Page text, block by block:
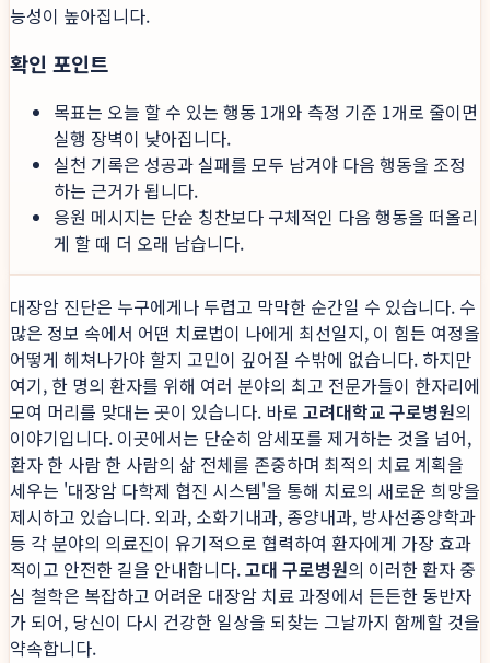
능성이 높아집니다.
확인 포인트
목표는 오늘 할 수 있는 행동 1개와 측정 기준 1개로 줄이면
실행 장벽이 낮아집니다.
실천 기록은 성공과 실패를 모두 남겨야 다음 행동을 조정
하는 근거가 됩니다.
응원 메시지는 단순 칭찬보다 구체적인 다음 행동을 떠올리
게 할 때 더 오래 남습니다.
대장암 진단은 누구에게나 두렵고 막막한 순간일 수 있습니다. 수
많은 정보 속에서 어떤 치료법이 나에게 최선일지, 이 힘든 여정을
어떻게 헤쳐나가야 할지 고민이 깊어질 수밖에 없습니다. 하지만
여기, 한 명의 환자를 위해 여러 분야의 최고 전문가들이 한자리에
모여 머리를 맞대는 곳이 있습니다. 바로 고려대학교 구로병원의
이야기입니다. 이곳에서는 단순히 암세포를 제거하는 것을 넘어,
환자 한 사람 한 사람의 삶 전체를 존중하며 최적의 치료 계획을
세우는 '대장암 다학제 협진 시스템'을 통해 치료의 새로운 희망을
제시하고 있습니다. 외과, 소화기내과, 종양내과, 방사선종양학과
등 각 분야의 의료진이 유기적으로 협력하여 환자에게 가장 효과
적이고 안전한 길을 안내합니다.고대 구로병원의 이러한 환자 중
심 철학은 복잡하고 어려운 대장암 치료 과정에서 든든한 동반자
가 되어, 당신이 다시 건강한 일상을 되찾는 그날까지 함께할 것을
약속합니다.